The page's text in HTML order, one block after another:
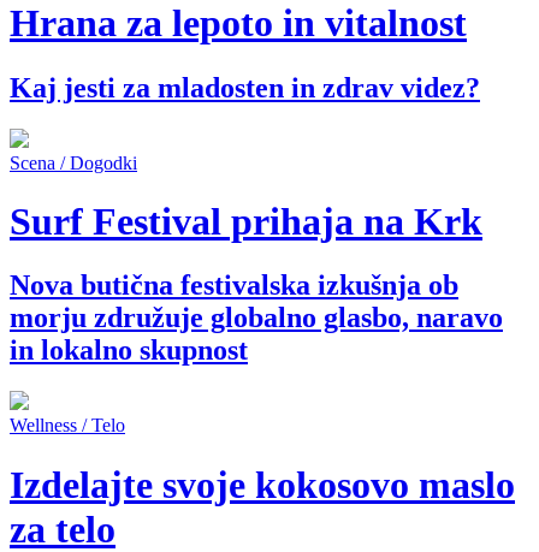
Hrana za lepoto in vitalnost
Kaj jesti za mladosten in zdrav videz?
Scena / Dogodki
Surf Festival prihaja na Krk
Nova butična festivalska izkušnja ob
morju združuje globalno glasbo, naravo
in lokalno skupnost
Wellness / Telo
Izdelajte svoje kokosovo maslo
za telo